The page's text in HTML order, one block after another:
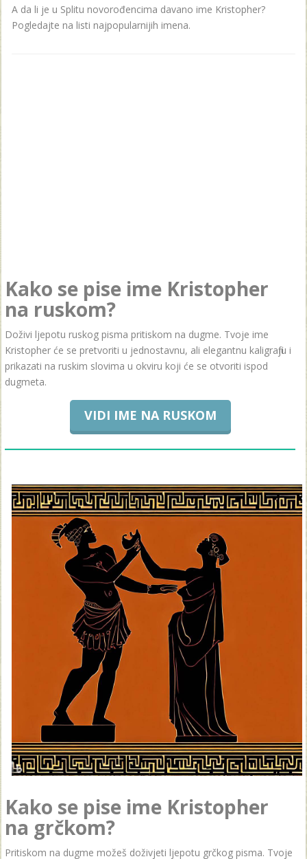
A da li je u Splitu novorođencima davano ime Kristopher?
Pogledajte na listi najpopularnijih imena.
Kako se pise ime Kristopher
na ruskom?
Doživi ljepotu ruskog pisma pritiskom na dugme. Tvoje ime
Kristopher će se pretvoriti u jednostavnu, ali elegantnu kaligrafiju i
prikazati na ruskim slovima u okviru koji će se otvoriti ispod
dugmeta.
VIDI IME NA RUSKOM
Kako se pise ime Kristopher
na grčkom?
Pritiskom na dugme možeš doživjeti ljepotu grčkog pisma. Tvoje